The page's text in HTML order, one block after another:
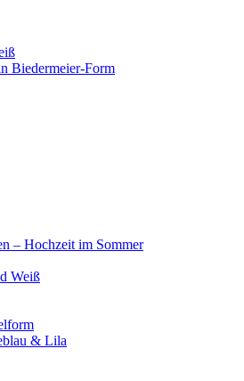
Biedermeier-Form
– Hochzeit im Sommer
Weiß
& Lila